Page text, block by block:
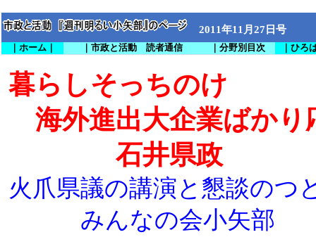
2011年11月27日号
｜ホーム｜ ｜市政と活動 読者通信 ｜分野別目次 ｜ひろ
暮らしそっちのけ
海外進出大企業ばかり
石井県政
火爪県議の講演と懇談のつ
みんなの会小矢部